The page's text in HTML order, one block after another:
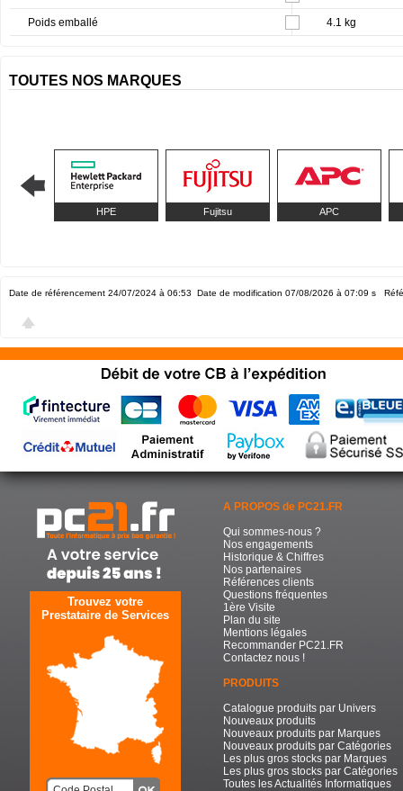
Poids emballé 4.1 kg
TOUTES NOS MARQUES
HPE Fujitsu APC
Date de référencement 24/07/2024 à 06:53 Date de modification 07/08/2026 à 07:09 s
Trouvez votre
Prestataire de Services
A PROPOS de PC21.FR
Qui sommes-nous ?
Nos engagements
Historique & Chiffres
Nos partenaires
Références clients
Questions fréquentes
1ère Visite
Plan du site
Mentions légales
Recommander PC21.FR
Contactez nous !
PRODUITS
Catalogue produits par Univers
Nouveaux produits
Nouveaux produits par Marques
Nouveaux produits par Catégories
Les plus gros stocks par Marques
Les plus gros stocks par Catégories
Toutes les Actualités Informatiques